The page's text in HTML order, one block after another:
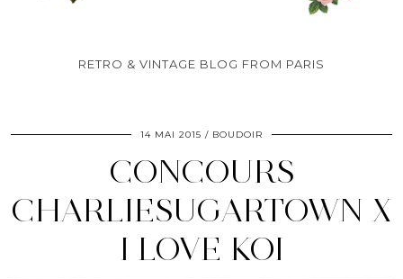
RETRO & VINTAGE BLOG FROM PARIS
14 MAI 2015 BOUDOIR
CONCOURS
CHARLIESUGARTOWN X
I LOVE KOI